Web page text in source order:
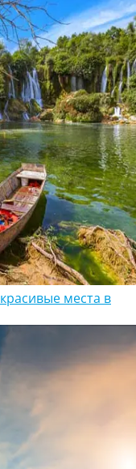
места в